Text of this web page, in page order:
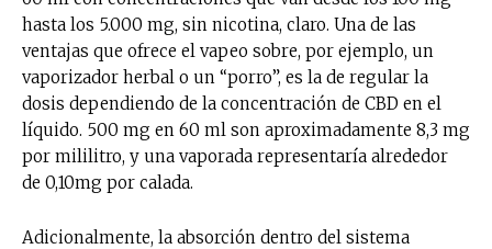
hasta los 5.000 mg, sin nicotina, claro. Una de las
ventajas que ofrece el vapeo sobre, por ejemplo, un
vaporizador herbal o un “porro”, es la de regular la
dosis dependiendo de la concentración de CBD en el
líquido. 500 mg en 60 ml son aproximadamente 8,3 mg
por mililitro, y una vaporada representaría alrededor
de 0,10mg por calada.
Adicionalmente, la absorción dentro del sistema